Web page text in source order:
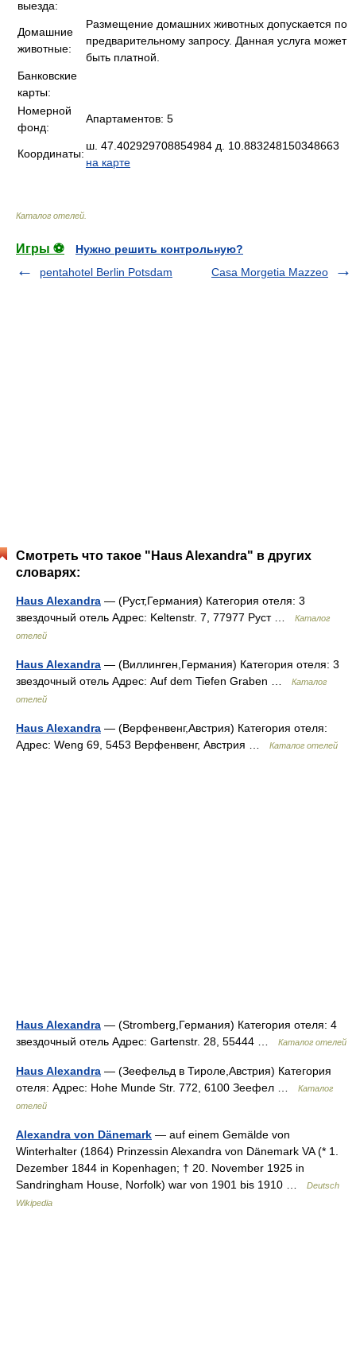
выезда:
Домашние
животные:
Размещение домашних животных допускается по
предварительному запросу. Данная услуга может
быть платной.
Банковские
карты:
Номерной
фонд:
Апартаментов: 5
Координаты:
ш. 47.402929708854984 д. 10.883248150348663
на карте
Каталог отелей
Игры ⚽
Нужно решить контрольную?
pentahotel Berlin Potsdam
Casa Morgetia Mazzeo
Смотреть что такое "Haus Alexandra" в других
словарях:
Haus Alexandra — (Руст,Германия) Категория отеля: 3
звездочный отель Адрес: Keltenstr. 7, 77977 Руст …
Каталог
отелей
Haus Alexandra — (Виллинген,Германия) Категория отеля: 3
звездочный отель Адрес: Auf dem Tiefen Graben …
Каталог
отелей
Haus Alexandra — (Верфенвенг,Австрия) Категория отеля:
Адрес: Weng 69, 5453 Верфенвенг, Австрия …
Каталог отелей
Haus Alexandra — (Stromberg,Германия) Категория отеля: 4
звездочный отель Адрес: Gartenstr. 28, 55444 …
Каталог отелей
Haus Alexandra — (Зеефельд в Тироле,Австрия) Категория
отеля: Адрес: Hohe Munde Str. 772, 6100 Зеефел …
Каталог
отелей
Alexandra von Dänemark — auf einem Gemälde von
Winterhalter (1864) Prinzessin Alexandra von Dänemark VA (* 1.
Dezember 1844 in Kopenhagen; † 20. November 1925 in
Sandringham House, Norfolk) war von 1901 bis 1910 …
Deutsch
Wikipedia